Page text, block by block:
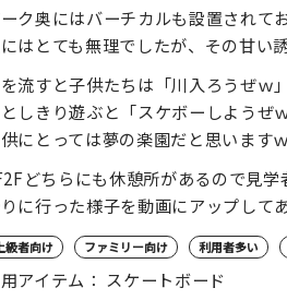
ク奥にはバーチカルも設置されて
はとても無理でしたが、その甘い
流すと子供たちは「川入ろうぜｗ
しきり遊ぶと「スケボーしようぜ
にとっては夢の楽園だと思いますｗ
どちらにも休憩所があるので見
に行った様子を動画にアップして
級者向け ファミリー向け 利用者多い
アイテム： スケートボード